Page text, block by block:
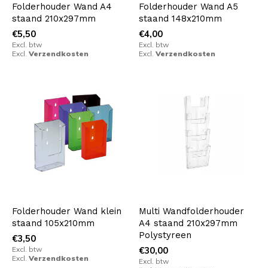
Folderhouder Wand A4
staand 210x297mm
€5,50
Excl. btw
Excl. Verzendkosten
Folderhouder Wand A5
staand 148x210mm
€4,00
Excl. btw
Excl. Verzendkosten
Folderhouder Wand klein
staand 105x210mm
€3,50
Excl. btw
Excl. Verzendkosten
Multi Wandfolderhouder
A4 staand 210x297mm
Polystyreen
€30,00
Excl. btw